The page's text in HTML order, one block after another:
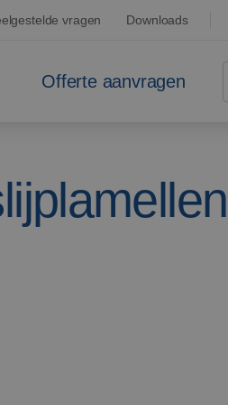
vragen Downloads
Offerte aanvragen